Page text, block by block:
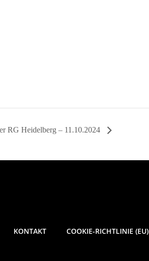
RG Heidelberg – 11.10.2024
KONTAKT COOKIE-RICHTLINIE (EU)